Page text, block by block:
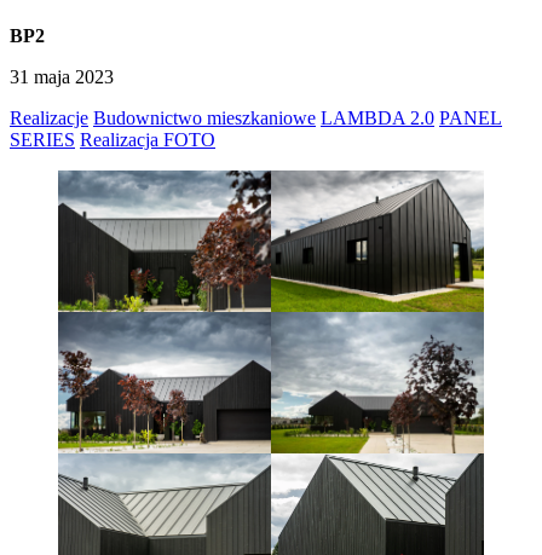
BP2
31 maja 2023
Realizacje Budownictwo mieszkaniowe LAMBDA 2.0 PANEL
SERIES Realizacja FOTO